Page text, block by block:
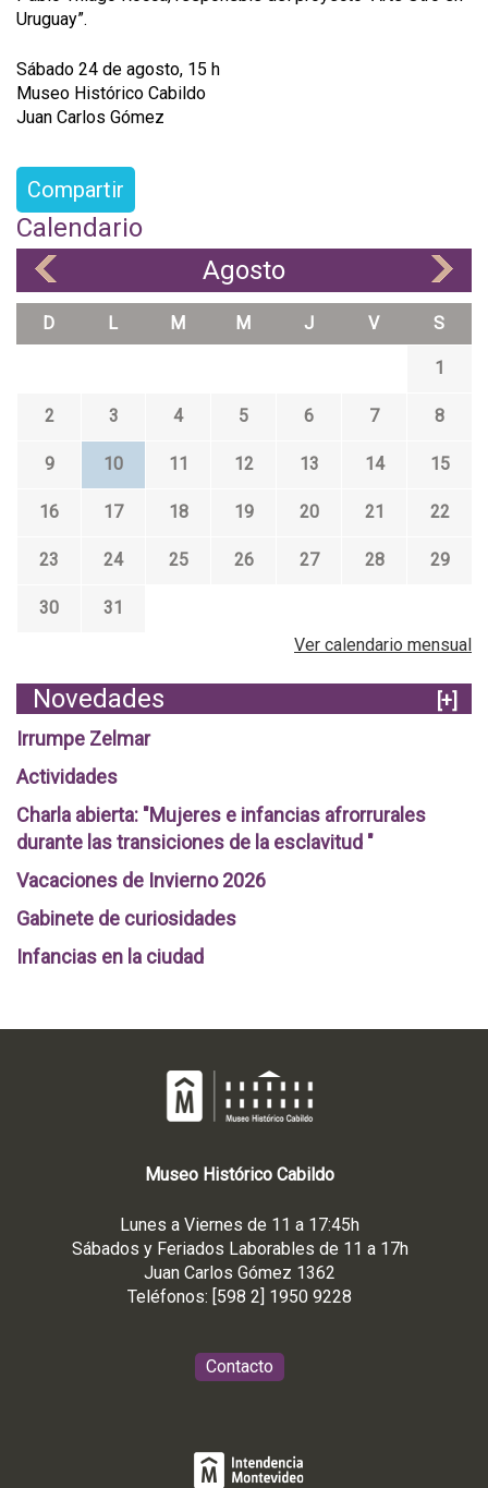
Uruguay”.
Sábado 24 de agosto, 15 h
Museo Histórico Cabildo
Juan Carlos Gómez
Compartir
Calendario
Agosto
D L M M J V S
1
2 3 4 5 6 7 8
9 10 11 12 13 14 15
16 17 18 19 20 21 22
23 24 25 26 27 28 29
30
31
Ver calendario mensual
Novedades
[+]
Irrumpe Zelmar
Actividades
Charla abierta: "Mujeres e infancias afrorrurales
durante las transiciones de la esclavitud "
Vacaciones de Invierno 2026
Gabinete de curiosidades
Infancias en la ciudad
Museo Histórico Cabildo
Lunes a Viernes de 11 a 17:45h
Sábados y Feriados Laborables de 11 a 17h
Juan Carlos Gómez 1362
Teléfonos: [598 2] 1950 9228
Contacto